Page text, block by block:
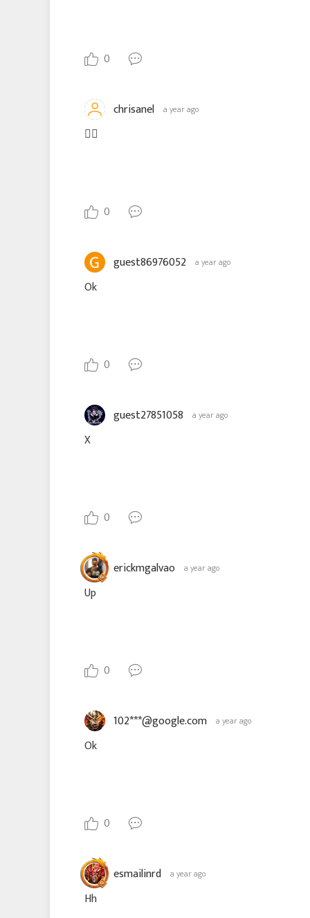
0
chrisanel a year ago
👍🏾
0
guest86976052 a year ago
Ok
0
guest27851058 a year ago
X
0
erickmgalvao a year ago
Up
0
102***@google.com a year ago
Ok
0
esmailinrd a year ago
Hh